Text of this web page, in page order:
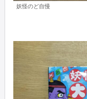
妖怪のど自慢